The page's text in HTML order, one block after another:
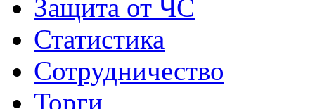
Защита от ЧС
Статистика
Сотрудничество
Торги